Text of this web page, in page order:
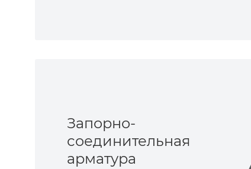
Запорно-
соединительная
арматура